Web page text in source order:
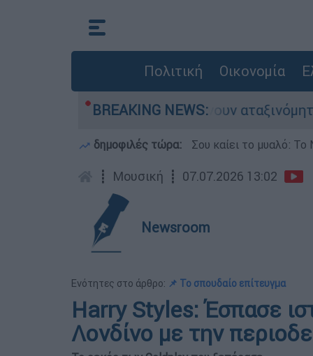
Πολιτική Οικονομία
BREAKING NEWS:
παραμένουν αταξινόμητα - Λύση
δημοφιλές τώρα: Σου καίει το μυαλό:
┋ Μουσική ┋ 07.07.2026 13:02
Newsroom
Ενότητες στο άρθρο: 📌 Το σπουδαίο επίτευγμα
Harry Styles: Έσπασε
Λονδίνο με την